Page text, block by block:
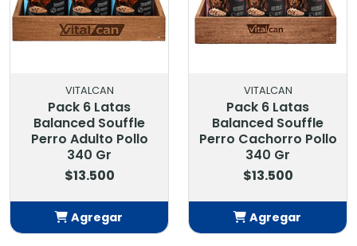
VITALCAN
Pack 6 Latas
Balanced Souffle
Perro Adulto Pollo
340 Gr
$13.500
Agregar
VITALCAN
Pack 6 Latas
Balanced Souffle
Perro Cachorro Pollo
340 Gr
$13.500
Agregar